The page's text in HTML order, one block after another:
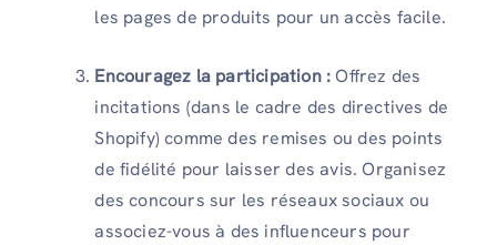
les pages de produits pour un accès facile.
Encouragez la participation :Offrez des
incitations (dans le cadre des directives de
Shopify) comme des remises ou des points
de fidélité pour laisser des avis. Organisez
des concours sur les réseaux sociaux ou
associez-vous à des influenceurs pour